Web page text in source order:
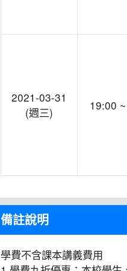
2021-03-31
(週三)
19:00
備註說明
學費不含課本講義費用